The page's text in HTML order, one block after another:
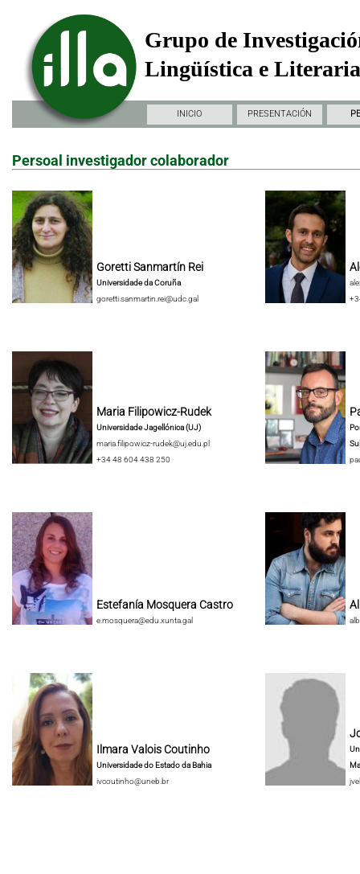
Grupo de
Lingüística e
INICIO PRESENTACIÓN
Persoal investigador colaborador
Goretti Sanmartín Rei
Universidade da Coruña
goretti.sanmartin.rei@udc.gal
Maria Filipowicz-Rudek
Universidade Jagellónica (UJ)
maria.filipowicz-rudek@uj.edu.pl
+34 48 604 438 250
Sul
Estefanía Mosquera Castro
e.mosquera@edu.xunta.gal
Ilmara Valois Coutinho
Universidade do Estado da Bahia
ivcoutinho@uneb.br